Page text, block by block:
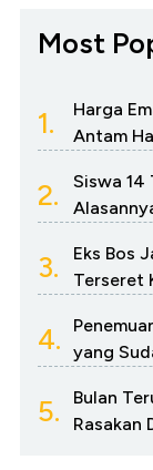
Most
1.
Harga
Antam
2.
Siswa 14
3.
Eks Bos
Terseret
4.
yang
5.
Bulan
Rasakan